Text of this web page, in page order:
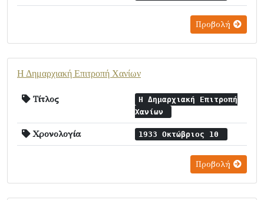
Προβολή
Η Δημαρχιακή Επιτροπή Χανίων
Τίτλος
Η Δημαρχιακή Επιτροπή
Χανίων
Χρονολογία 1933 Οκτώβριος 10
Προβολή